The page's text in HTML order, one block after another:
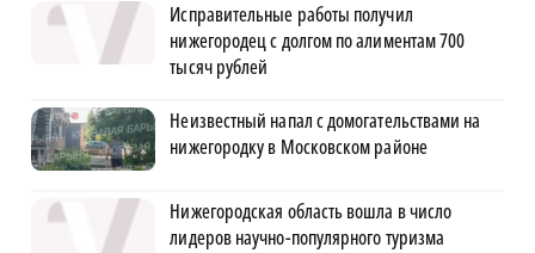
Исправительные работы получил
нижегородец с долгом по алиментам 700
тысяч рублей
Неизвестный напал с домогательствами на
нижегородку в Московском районе
Нижегородская область вошла в число
лидеров научно-популярного туризма